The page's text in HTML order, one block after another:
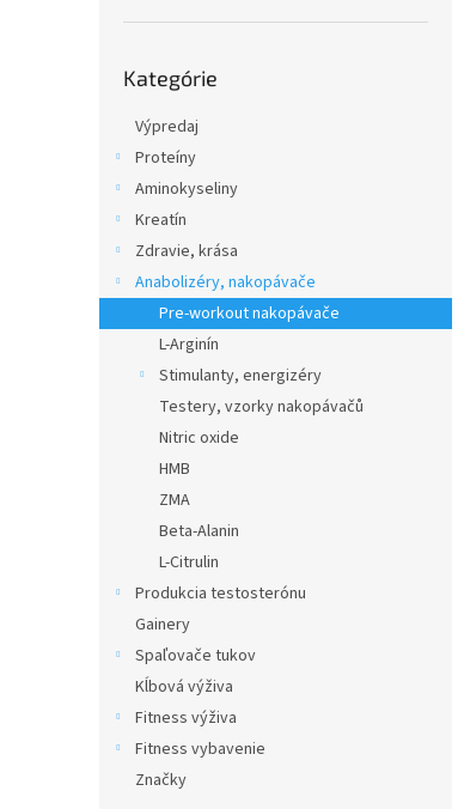
kategórie
Kategórie
Výpredaj
Proteíny
Aminokyseliny
Kreatín
Zdravie, krása
Anabolizéry, nakopávače
Pre-workout nakopávače
L-Arginín
Stimulanty, energizéry
Testery, vzorky nakopávačů
Nitric oxide
HMB
ZMA
Beta-Alanin
L-Citrulin
Produkcia testosterónu
Gainery
Spaľovače tukov
Kĺbová výživa
Fitness výživa
Fitness vybavenie
Značky